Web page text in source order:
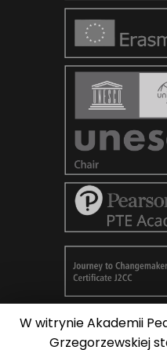
© Copyright 2026
W witrynie Akademii
Grzegorzewskiej